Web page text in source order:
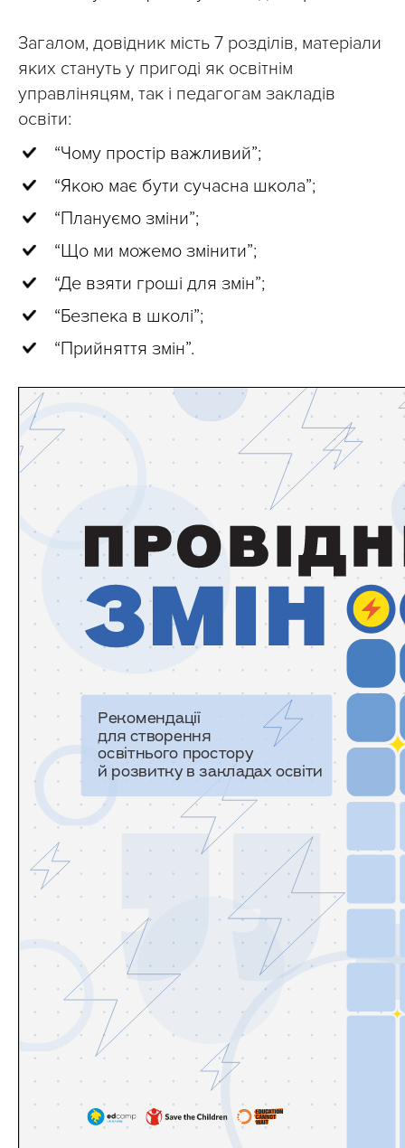
Загалом, довідник мість 7 розділів, матеріали
яких стануть у пригоді як освітнім
управліняцям, так і педагогам закладів
освіти:
“Чому простір важливий”;
“Якою має бути сучасна школа”;
“Плануємо зміни”;
“Що ми можемо змінити”;
“Де взяти гроші для змін”;
“Безпека в школі”;
“Прийняття змін”.